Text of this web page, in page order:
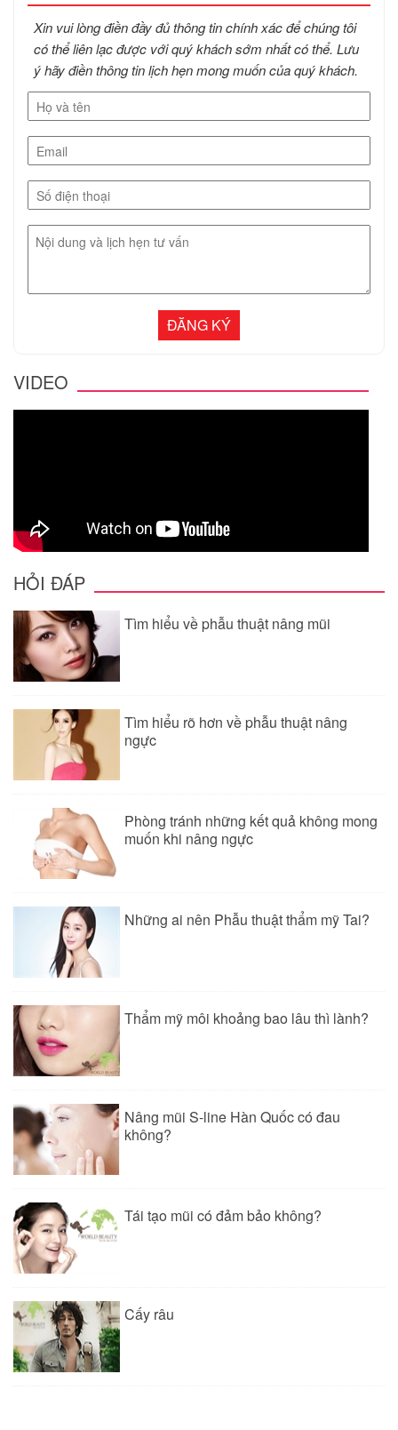
Xin vui lòng điền đầy đủ thông tin chính xác để chúng tôi
có thể liên lạc được với quý khách sớm nhất có thể. Lưu
ý hãy điền thông tin lịch hẹn mong muốn của quý khách.
VIDEO
HỎI ĐÁP
Tìm hiểu về phẫu thuật nâng mũi
Tìm hiểu rõ hơn về phẫu thuật nâng
ngực
Phòng tránh những kết quả không mong
muốn khi nâng ngực
Những ai nên Phẫu thuật thẩm mỹ Tai?
Thẩm mỹ môi khoảng bao lâu thì lành?
Nâng mũi S-line Hàn Quốc có đau
không?
Tái tạo mũi có đảm bảo không?
Cấy râu